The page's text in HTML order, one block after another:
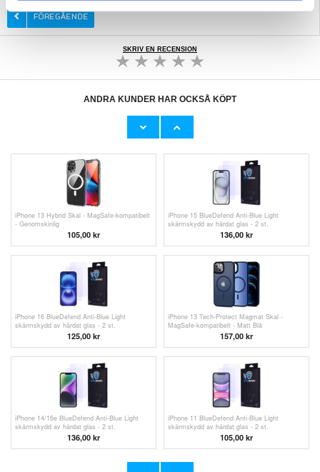
SKRIV EN RECENSION
ANDRA KUNDER HAR OCKSÅ KÖPT
iPhone 13/14 Tech-Protect FlexAir Magnetiskt
iPhone 13/13 Mini Imak HD Kameralinsskydd
iPhone 13 Hybrid Skal - MagSafe-kompatibelt
- Genomskinlig
105,00 kr
iPhone 15 BlueDefend Anti-Blue Light
skärmskydd av härdat glas - 2 st.
136,00 kr
iPhone 16 BlueDefend Anti-Blue Light
skärmskydd av härdat glas - 2 st.
125,00 kr
iPhone 13 Tech-Protect Magmat Skal -
MagSafe-kompatibelt - Matt Blå
157,00 kr
iPhone 14/16e BlueDefend Anti-Blue Light
skärmskydd av härdat glas - 2 st.
136,00 kr
iPhone 11 BlueDefend Anti-Blue Light
skärmskydd av härdat glas - 2 st.
105,00 kr